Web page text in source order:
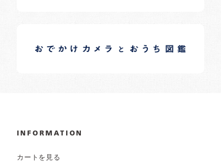
日常の様子など随時更新中です。
INFORMATION
カートを見る